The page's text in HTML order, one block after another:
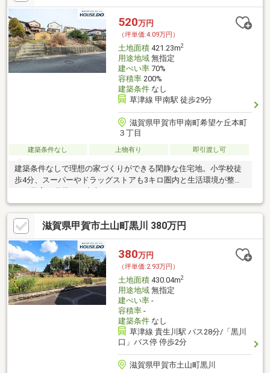
520万円
（坪単価:4.09万円）
土地面積421.23m2
用途地域無指定
建ぺい率70%
容積率200%
建築条件なし
草津線 甲南駅 徒歩29分
滋賀県甲賀市甲南町希望ケ丘本町
３丁目
建築条件なし 上物有り 即引渡し可
建築条件なしで理想の家づくりができる閑静な住宅地。小学校徒
歩4分、スーパーやドラッグストアも3キロ圏内と生活環境が整
滋賀県甲賀市土山町黒川 380万円
380万円
（坪単価:2.93万円）
土地面積430.04m2
用途地域無指定
建ぺい率-
容積率-
建築条件なし
草津線 貴生川駅 バス28分/「黒川
口」バス停 停歩2分
滋賀県甲賀市土山町黒川